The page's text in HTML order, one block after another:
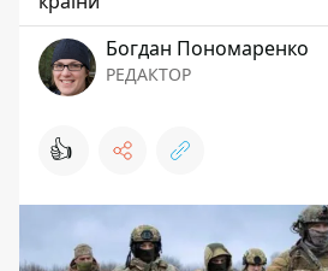
Богдан Пономаренко
РЕДАКТОР
👍